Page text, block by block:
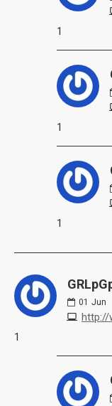
1
1
1
01 Jun
http://
1